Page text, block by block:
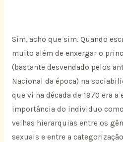
Sim, acho que sim. Quando
muito além de enxergar o
(bastante desvendado pelos
Nacional da época) na
que vi na década de 1970 era a
importância do individuo
velhas hierarquias entre os
sexuais e entre a